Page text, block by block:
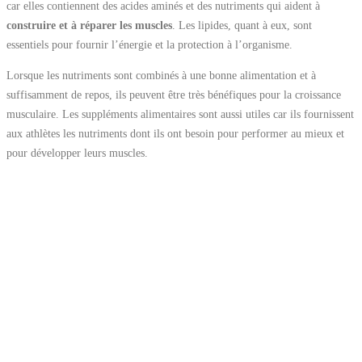
car elles contiennent des acides aminés et des nutriments qui aident à
construire et à réparer les muscles . Les lipides, quant à eux, sont
essentiels pour fournir l’énergie et la protection à l’organisme.
Lorsque les nutriments sont combinés à une bonne alimentation et à
suffisamment de repos, ils peuvent être très bénéfiques pour la croissance
musculaire. Les suppléments alimentaires sont aussi utiles car ils fournissent
aux athlètes les nutriments dont ils ont besoin pour performer au mieux et
pour développer leurs muscles.